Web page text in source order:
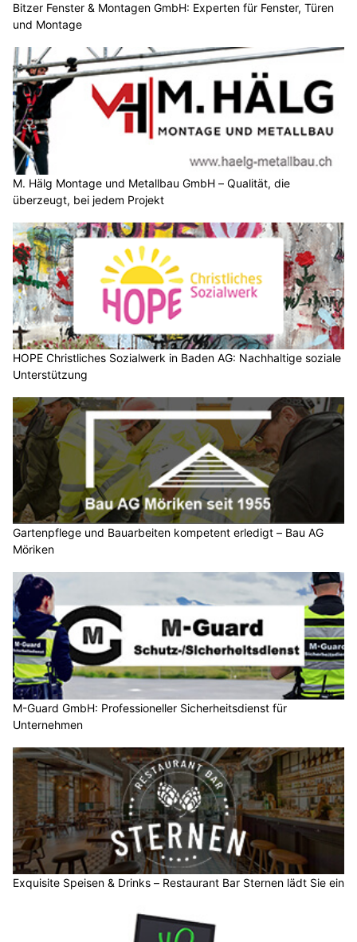
Bitzer Fenster & Montagen GmbH: Experten für Fenster, Türen
und Montage
M. Hälg Montage und Metallbau GmbH – Qualität, die
überzeugt, bei jedem Projekt
HOPE Christliches Sozialwerk in Baden AG: Nachhaltige soziale
Unterstützung
Gartenpflege und Bauarbeiten kompetent erledigt – Bau AG
Möriken
M-Guard GmbH: Professioneller Sicherheitsdienst für
Unternehmen
Exquisite Speisen & Drinks – Restaurant Bar Sternen lädt Sie ein